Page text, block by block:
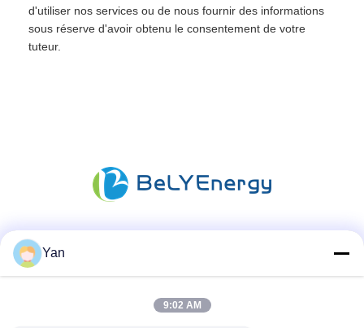
d'utiliser nos services ou de nous fournir des informations
sous réserve d'avoir obtenu le consentement de votre
tuteur.
Yan
9:02 AM